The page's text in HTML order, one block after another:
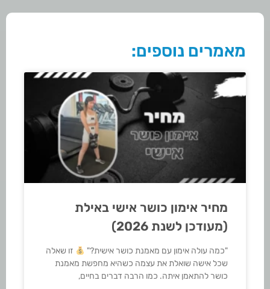
מאמרים נוספים:
מחיר אימון כושר אישי באילת
(מעודכן לשנת 2026)
"כמה עולה אימון עם מאמנת כושר אישית?"
זו שאלה
שכל אישה שואלת את עצמה כשהיא מחפשת מאמנת
כושר להתאמן איתה. כמו הרבה דברים בחיים,